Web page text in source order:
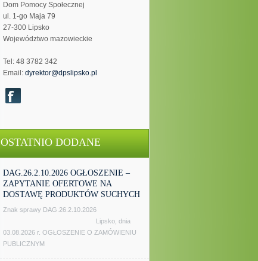
Dom Pomocy Społecznej
ul. 1-go Maja 79
27-300 Lipsko
Województwo mazowieckie
Tel: 48 3782 342
Email: dyrektor@dpslipsko.pl
OSTATNIO DODANE
DAG.26.2.10.2026 OGŁOSZENIE –
ZAPYTANIE OFERTOWE NA
DOSTAWĘ PRODUKTÓW SUCHYCH
Znak sprawy DAG.26.2.10.2026
Lipsko, dnia
03.08.2026 r. OGŁOSZENIE O ZAMÓWIENIU
PUBLICZNYM